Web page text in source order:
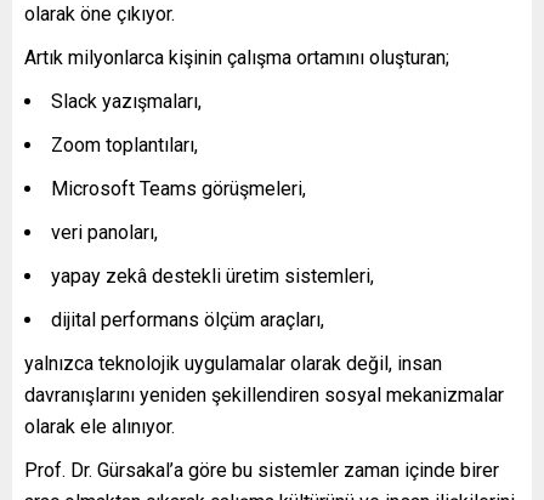
olarak öne çıkıyor.
Artık milyonlarca kişinin çalışma ortamını oluşturan;
Slack yazışmaları,
Zoom toplantıları,
Microsoft Teams görüşmeleri,
veri panoları,
yapay zekâ destekli üretim sistemleri,
dijital performans ölçüm araçları,
yalnızca teknolojik uygulamalar olarak değil, insan
davranışlarını yeniden şekillendiren sosyal mekanizmalar
olarak ele alınıyor.
Prof. Dr. Gürsakal’a göre bu sistemler zaman içinde birer